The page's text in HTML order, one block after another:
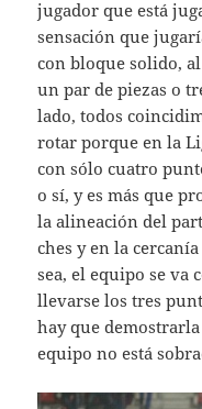
jugador que está
sensación que
con bloque solido,
un par de piezas o
lado, todos
rotar porque en la
con sólo cuatro
o sí, y es más que
la alineación del
ches y en la
sea, el equipo se va
llevarse los tres
hay que
equipo no está